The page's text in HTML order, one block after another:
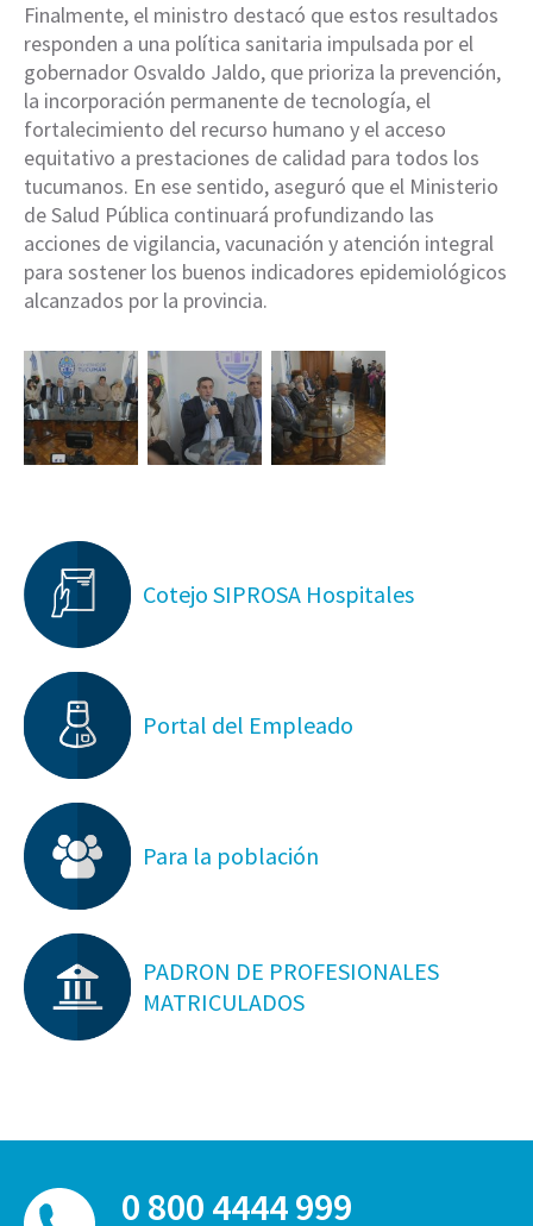
Finalmente, el ministro destacó que estos resultados
responden a una política sanitaria impulsada por el
gobernador Osvaldo Jaldo, que prioriza la prevención,
la incorporación permanente de tecnología, el
fortalecimiento del recurso humano y el acceso
equitativo a prestaciones de calidad para todos los
tucumanos. En ese sentido, aseguró que el Ministerio
de Salud Pública continuará profundizando las
acciones de vigilancia, vacunación y atención integral
para sostener los buenos indicadores epidemiológicos
alcanzados por la provincia.
Cotejo SIPROSA Hospitales
Portal del Empleado
Para la población
PADRON DE PROFESIONALES
MATRICULADOS
0 800 4444 999